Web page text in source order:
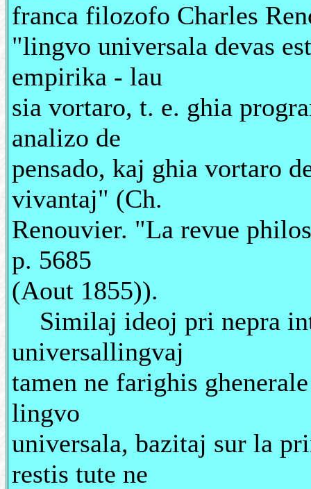
franca filozofo Charles
"lingvo universala devas
empirika - lau
sia vortaro, t. e. ghia
analizo de
pensado, kaj ghia vortaro
vivantaj" (Ch.
Renouvier. "La revue
p. 5685
(Aout 1855)).
Similaj ideoj pri nepra
universallingvaj
tamen ne farighis
lingvo
universala, bazitaj sur la
restis tute ne